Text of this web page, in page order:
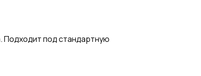
Подходит под стандартную